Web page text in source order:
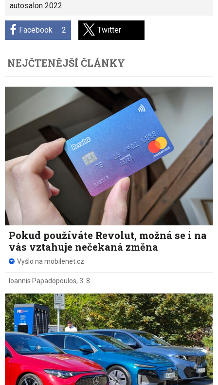
autosalon 2022
Facebook 2 Twitter
NEJČTENĚJŠÍ ČLÁNKY
Pokud používáte Revolut, možná se i na
vás vztahuje nečekaná změna
Vyšlo na mobilenet.cz
Ioannis Papadopoulos, 3. 8.